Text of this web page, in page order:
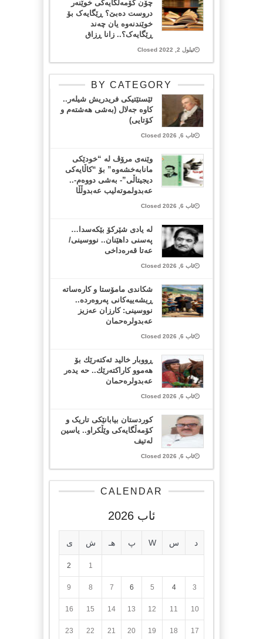
چۆن کۆمەڵگایەکی خوێنەر
دروست دەبێ؟ ڕێگایەک بۆ
خوێندنەوە یان چەند
ڕێگایەک؟.. زانا ڕزاق
ئیلول 2, 2022 Closed
BY CATEGORY
ئێستێتیکی فریدریش شیلەر..
کاوە جەلال (بەشی هەشتەم و
کۆتایی)
ئاب 6, 2026 Closed
وێنەی مرۆڤ لە “خودێکی
مانابەخشەوە” بۆ “کاڵایەکی
دیجیتاڵی”- بەشی دووەم-..
عەبدولموتەلیب عەبدوڵڵا
ئاب 6, 2026 Closed
لە یادی شێرکۆ بێکەسدا…
پەسنی داهێنان.. نووسینی/
عەتا قەرەداخی
ئاب 6, 2026 Closed
شکاندی مامۆستا و کارەساتە
ڕیشەییەکانی پەروەردە..
نووسینی: کارزان عەزیز
عەبدولرەحمان
ئاب 6, 2026 Closed
ڕووبار خالید ئەكتەرێك بۆ
هەموو كاراكتەرێك.. حه یدەر
عەبدولرەحمان
ئاب 6, 2026 Closed
کوردستان بیابانێکی تاریک و
کۆمەڵگایەکی وێڵکراو.. یاسین
لەتیف
ئاب 6, 2026 Closed
CALENDAR
ئاب 2026
د س W پ هـ ش ی
1
2
3
4
5
6
7
8
9
10
11
12
13
14
15
16
17
18
19
20
21
22
23